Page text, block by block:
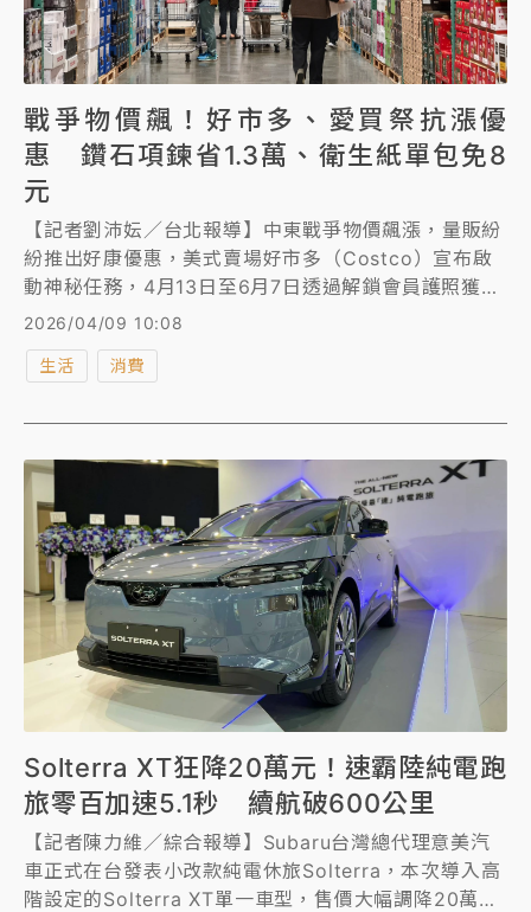
戰爭物價飆！好市多、愛買祭抗漲優
惠 鑽石項鍊省1.3萬、衛生紙單包免8
元
【記者劉沛妘／台北報導】中東戰爭物價飆漲，量販紛
紛推出好康優惠，美式賣場好市多（Costco）宣布啟
動神秘任務，4月13日至6月7日透過解鎖會員護照獲取
多項折扣資訊，宣傳影片還由好市多亞太區總裁張嗣漢
親自上陣，整體優惠金額上看萬元以上，例如原價逾6
萬元的「鑽石項鍊」，最高現省約1.3萬元。另外，愛
檔」，精選超過20項民生關鍵品類與指標性品牌「滿額
現折」。優惠品項一次看。
2026/04/09 10:08
生活 消費
Solterra XT狂降20萬元！速霸陸純電跑
旅零百加速5.1秒 續航破600公里
【記者陳力維／綜合報導】Subaru台灣總代理意美汽
車正式在台發表小改款純電休旅Solterra，本次導入高
階設定的Solterra XT單一車型，售價大幅調降20萬